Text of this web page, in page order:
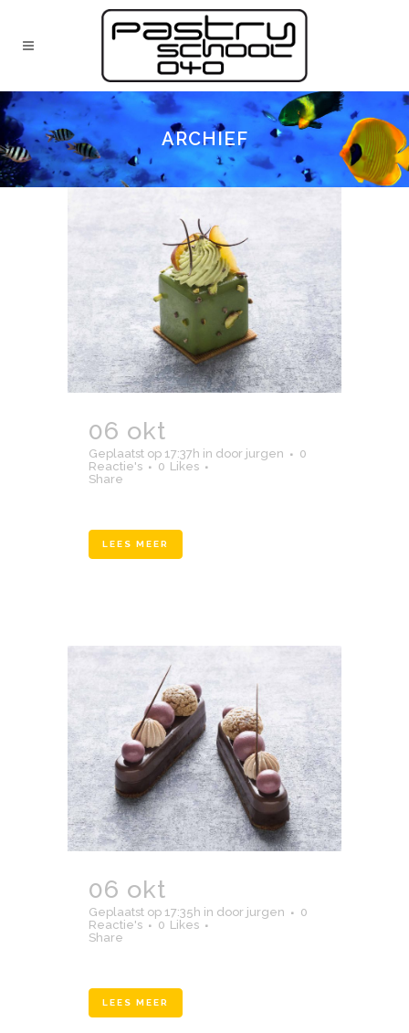
ARCHIEF
06 okt
Geplaatst op 17:37h in door jurgen
0
Reactie's
0 Likes
Share
LEES MEER
06 okt
Geplaatst op 17:35h in door jurgen
0
Reactie's
0 Likes
Share
LEES MEER